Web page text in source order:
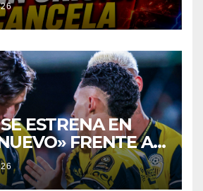
ESTRENA EN
FRENTE Al